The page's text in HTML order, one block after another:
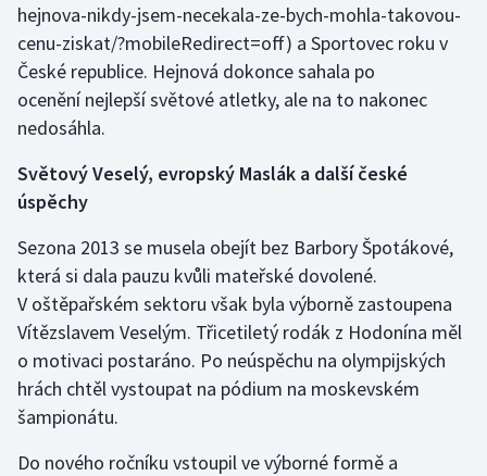
Ostatní
hejnova-nikdy-jsem-necekala-ze-bych-mohla-takovou-
cenu-ziskat/?mobileRedirect=off) a Sportovec roku v
České republice. Hejnová dokonce sahala po
ocenění nejlepší světové atletky, ale na to nakonec
nedosáhla.
Světový Veselý, evropský Maslák a další české
úspěchy
Sezona 2013 se musela obejít bez Barbory Špotákové,
která si dala pauzu kvůli mateřské dovolené.
V oštěpařském sektoru však byla výborně zastoupena
Vítězslavem Veselým. Třicetiletý rodák z Hodonína měl
o motivaci postaráno. Po neúspěchu na olympijských
hrách chtěl vystoupat na pódium na moskevském
šampionátu.
Do nového ročníku vstoupil ve výborné formě a